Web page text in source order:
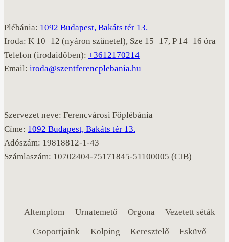
Plébánia: 1092 Budapest, Bakáts tér 13.
Iroda: K 10−12 (nyáron szünetel), Sze 15−17, P 14−16 óra
Telefon (irodaidőben): +3612170214
Email: iroda@szentferencplebania.hu
Szervezet neve: Ferencvárosi Főplébánia
Címe: 1092 Budapest, Bakáts tér 13.
Adószám: 19818812-1-43
Számlaszám: 10702404-75171845-51100005 (CIB)
Altemplom Urnatemető Orgona
Vezetett séták
Csoportjaink
Kolping Keresztelő
Esküvő